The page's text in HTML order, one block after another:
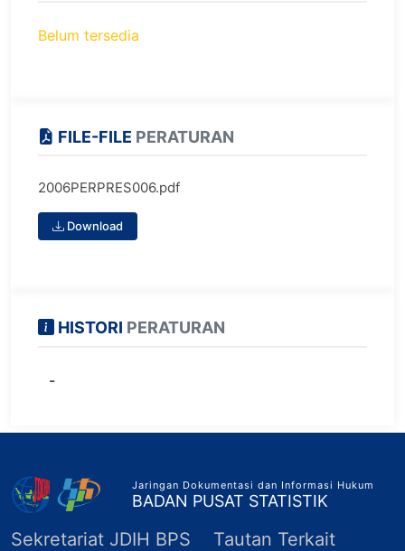
Belum tersedia
FILE-FILE PERATURAN
2006PERPRES006.pdf
Download
HISTORI PERATURAN
-
Jaringan Dokumentasi dan Informasi Hukum
BADAN PUSAT STATISTIK
Sekretariat JDIH BPS Tautan Terkait